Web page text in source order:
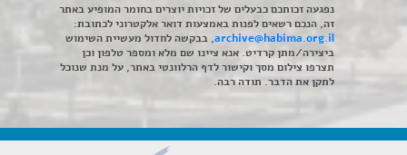
נפגעה זכותכם כבעלים של זכויות יוצרים בחומר המופיע באתר
זה, הנכם רשאים לפנות באמצעות דואר אלקטרוני לכתובת:
archive@habima.org.il, בבקשה לחדול מעשיית השימוש
ביצירה/מתן קרדיט. אנא ציינו שם מלא ומספר טלפון וכן
תצרפו צילום מסך וקישור לדף הרלוונטי באתר, על מנת שנוכל
לתקן את הדבר. תודה רבה.